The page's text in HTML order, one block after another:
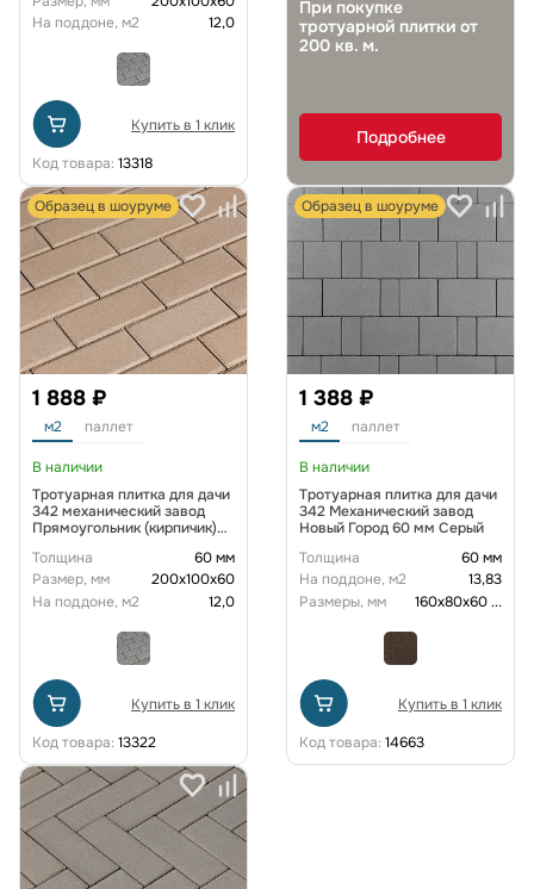
На поддоне, м2
12,0
Купить в 1 клик
Код товара: 13318
При покупке
тротуарной плитки от
200 кв. м.
Подробнее
Образец в шоуруме
1 888 ₽
м2 паллет
В наличии
Тротуарная плитка для дачи
342 механический завод
Прямоугольник (кирпичик)
Толщина
60 мм
Размер, мм
200х100х60
На поддоне, м2
12,0
Купить в 1 клик
Код товара: 13322
Образец в шоуруме
1 388 ₽
м2 паллет
В наличии
Тротуарная плитка для дачи
342 Механический завод
Новый Город 60 мм Серый
Толщина
60 мм
На поддоне, м2
13,83
Размеры, мм
160х80х60...
Купить в 1 клик
Код товара: 14663